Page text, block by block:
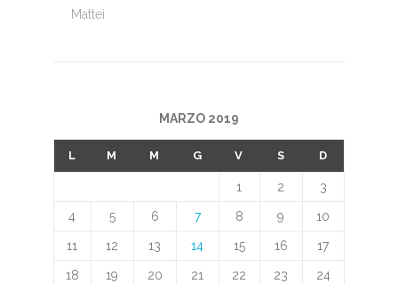
Mattei
MARZO 2019
L M M G V S D
1 2 3
4 5 6 7 8 9 10
11 12 13 14 15 16 17
18 19 20 21 22 23 24